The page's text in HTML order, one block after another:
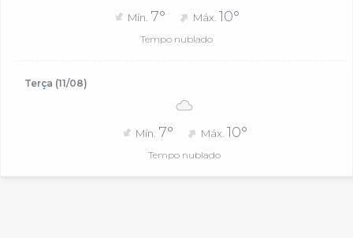
Mín. 7° Máx. 10°
Tempo nublado
Terça (11/08)
Mín. 7° Máx. 10°
Tempo nublado